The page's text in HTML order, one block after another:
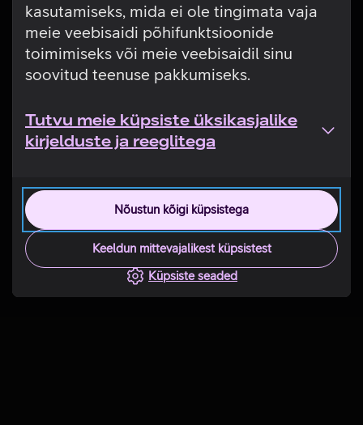
kasutamiseks, mida ei ole tingimata vaja
meie veebisaidi põhifunktsioonide
toimimiseks või meie veebisaidil sinu
soovitud teenuse pakkumiseks.
Tutvu meie küpsiste üksikasjalike
kirjelduste ja reeglitega
Nõustun kõigi küpsistega
Keeldun mittevajalikest küpsistest
Küpsiste seaded
Tehniline viga